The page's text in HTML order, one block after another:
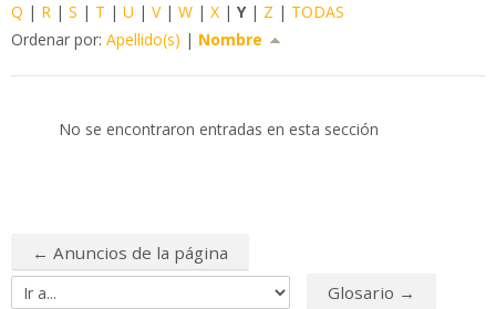
Q | R | S | T | U | V| W | X | Y| Z | TODAS
Ordenar por: Apellido(s) | Nombre
No se encontraron entradas en esta sección
← Anuncios de la página
Ir a... Glosario →